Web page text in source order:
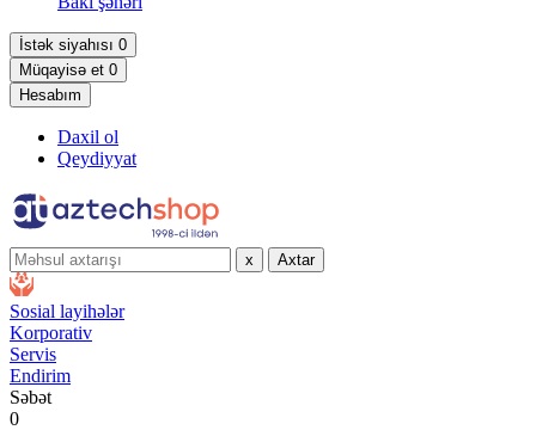
İstək siyahısı 0
Müqayisə et 0
Hesabım
Daxil ol
Qeydiyyat
x Axtar
Sosial layihələr
Korporativ
Servis
Endirim
Səbət
0